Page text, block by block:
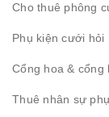
Cho thuê phông
Phụ kiện cưới hỏi
Cổng hoa & cổng
Thuê nhân sự